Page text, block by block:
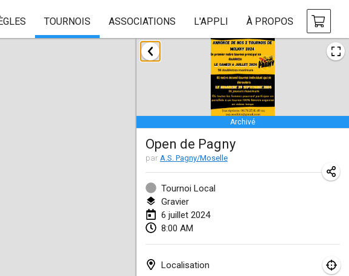
TOURNOIS ASSOCIATIONS L'APPLI À PROPOS
Archivé
Open de Pagny
par A.S. Pagny/Moselle
Tournoi Local
Gravier
6 juillet 2024
8:00 AM
Localisation
janvier 2024
20 janv. 2024|Allemagne
Indoor Polish Open 2024 - Singles
20 janv. 2024|Pologne
Open de Boulay Triplette
20 janv. 2024
Tournoi Mixte ASPTTOM
20 janv. 2024
21 janv. 2024